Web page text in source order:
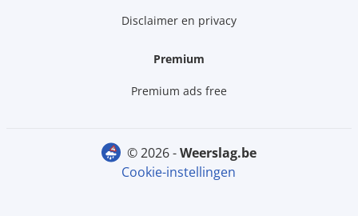
Disclaimer en privacy
Premium
Premium ads free
© 2026 -
weerslag.be
Cookie-instellingen